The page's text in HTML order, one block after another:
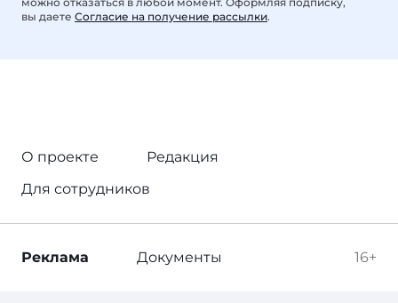
вы даете Согласие на получение рассылки.
О проекте
Редакция
Для сотрудников
16+
Реклама Документы